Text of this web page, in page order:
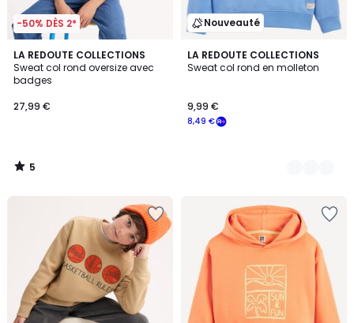
-50% DÈS 2*
LA REDOUTE COLLECTIONS
Sweat col rond oversize avec
badges
27,99 €
5
/
5
5
/
Nouveauté
LA REDOUTE COLLECTIONS
Sweat col rond en molleton
8,49 €
9,99 €
5
Couleurs